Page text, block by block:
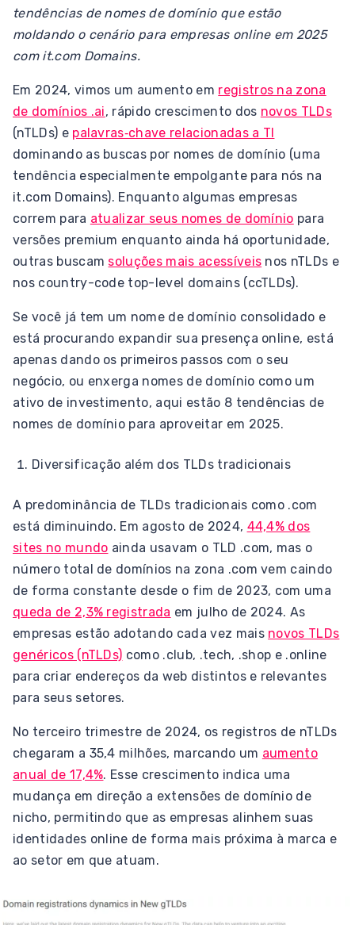
tendências de nomes de domínio que estão
moldando o cenário para empresas online em 2025
com it.com Domains.
Em 2024, vimos um aumento em registros na zona
de domínios .ai, rápido crescimento dos novos TLDs
(nTLDs) e palavras‑chave relacionadas a TI
dominando as buscas por nomes de domínio (uma
tendência especialmente empolgante para nós na
it.com Domains). Enquanto algumas empresas
correm para atualizar seus nomes de domínio para
versões premium enquanto ainda há oportunidade,
outras buscam soluções mais acessíveis nos nTLDs e
nos country-code top-level domains (ccTLDs).
Se você já tem um nome de domínio consolidado e
está procurando expandir sua presença online, está
apenas dando os primeiros passos com o seu
negócio, ou enxerga nomes de domínio como um
ativo de investimento, aqui estão 8 tendências de
nomes de domínio para aproveitar em 2025.
Diversificação além dos TLDs tradicionais
A predominância de TLDs tradicionais como .com
está diminuindo. Em agosto de 2024, 44,4% dos
sites no mundo ainda usavam o TLD .com, mas o
número total de domínios na zona .com vem caindo
de forma constante desde o fim de 2023, com uma
queda de 2,3% registrada em julho de 2024. As
empresas estão adotando cada vez mais novos TLDs
genéricos (nTLDs) como .club, .tech, .shop e .online
para criar endereços da web distintos e relevantes
para seus setores.
No terceiro trimestre de 2024, os registros de nTLDs
chegaram a 35,4 milhões, marcando um aumento
anual de 17,4%. Esse crescimento indica uma
mudança em direção a extensões de domínio de
nicho, permitindo que as empresas alinhem suas
identidades online de forma mais próxima à marca e
ao setor em que atuam.